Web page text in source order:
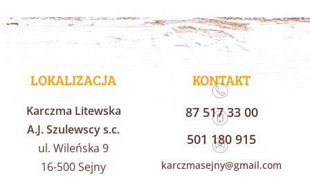
LOKALIZACJA
Karczma Litewska
A.J. Szulewscy s.c.
ul. Wileńska 9
16-500 Sejny
KONTAKT
87 517 33 00
501 180 915
karczmasejny@gmail.com